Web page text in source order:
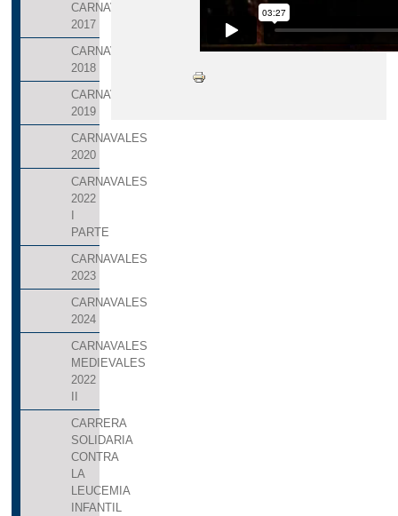
CARNAVALES
2017
CARNAVALES
2018
CARNAVALES
2019
CARNAVALES
2020
CARNAVALES
2022
PARTE
CARNAVALES
2023
CARNAVALES
2024
CARNAVALES
MEDIEVALES
2022
CARRERA
SOLIDARIA
CONTRA
LA
LEUCEMIA
INFANTIL